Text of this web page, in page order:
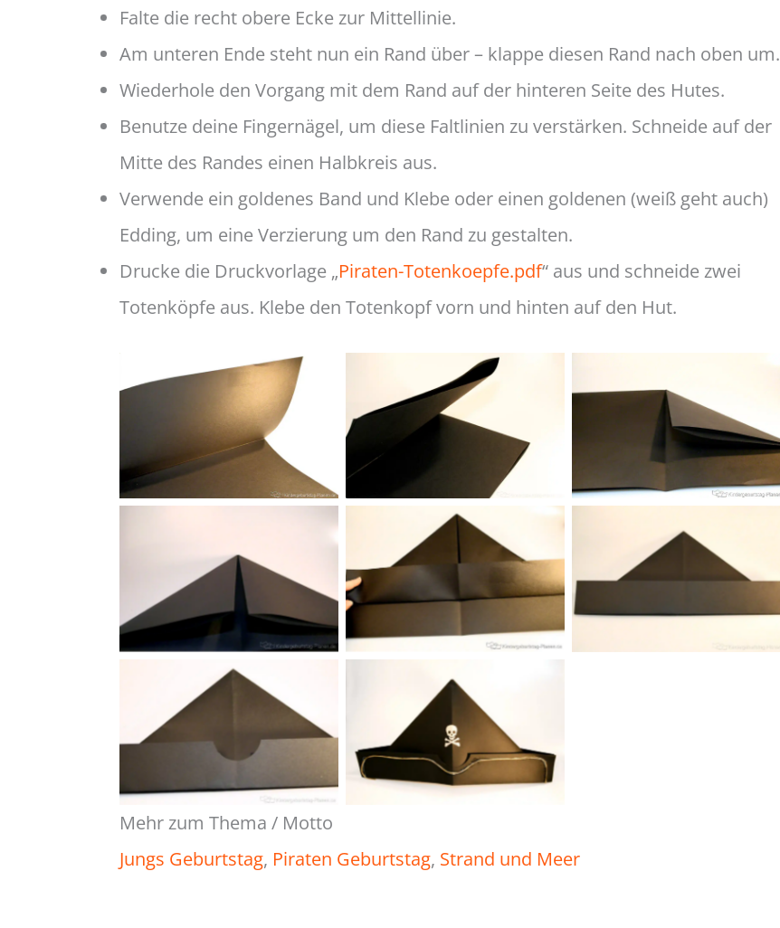
Falte die recht obere Ecke zur Mittellinie.
Am unteren Ende steht nun ein Rand über – klappe diesen Rand nach oben um.
Wiederhole den Vorgang mit dem Rand auf der hinteren Seite des Hutes.
Benutze deine Fingernägel, um diese Faltlinien zu verstärken. Schneide auf der
Mitte des Randes einen Halbkreis aus.
Verwende ein goldenes Band und Klebe oder einen goldenen (weiß geht auch)
Edding, um eine Verzierung um den Rand zu gestalten.
Drucke die Druckvorlage „Piraten-Totenkoepfe.pdf“ aus und schneide zwei
Totenköpfe aus. Klebe den Totenkopf vorn und hinten auf den Hut.
Lange Seite falten
Nochmal quer falten
und wieder öffnen
Ecke zur Mitte
andere Ecke ebenfalls
Unteren Saum hoch
Halbkreis ausschneiden
dekorieren und fertig!
Mehr zum Thema / Motto
Jungs Geburtstag, Piraten Geburtstag, Strand und Meer